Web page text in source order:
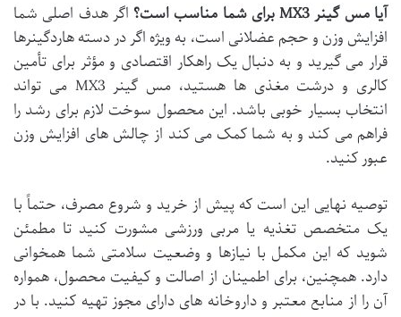
آیا مس گینر MX3 برای شما مناسب است؟
اگر هدف اصلی شما
افزایش وزن و حجم عضلانی است، به ویژه اگر در دسته هاردگینرها
قرار می گیرید و به دنبال یک راهکار اقتصادی و مؤثر برای تأمین
کالری و درشت مغذی ها هستید، مس گینر MX3 می تواند
انتخاب بسیار خوبی باشد. این محصول سوخت لازم برای رشد را
فراهم می کند و به شما کمک می کند از چالش های افزایش وزن
عبور کنید.
توصیه نهایی این است که پیش از خرید و شروع مصرف، حتماً با
یک متخصص تغذیه یا مربی ورزشی مشورت کنید تا مطمئن
شوید که این مکمل با نیازها و وضعیت سلامتی شما همخوانی
دارد. همچنین، برای اطمینان از اصالت و کیفیت محصول، همواره
آن را از منابع معتبر و داروخانه های دارای مجوز تهیه کنید. با در